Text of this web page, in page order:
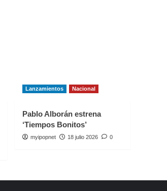
Lanzamientos Nacional
Pablo Alborán estrena
‘Tiempos Bonitos’
myipopnet 18 julio 2026 0